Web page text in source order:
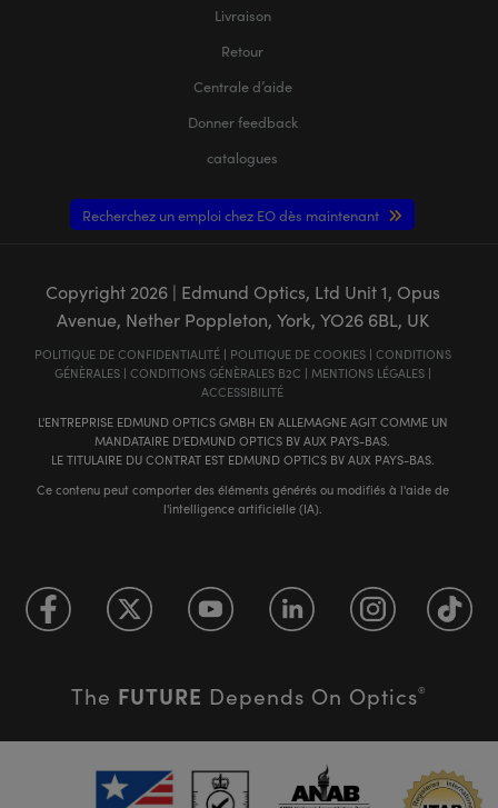
Livraison
Retour
Centrale d’aide
Donner feedback
catalogues
Recherchez un emploi chez EO dès maintenant
Copyright 2026| Edmund Optics, Ltd Unit 1, Opus
Avenue, Nether Poppleton, York, YO26 6BL, UK
POLITIQUE DE CONFIDENTIALITÉ| POLITIQUE DE COOKIES| CONDITIONS
GÉNÈRALES| CONDITIONS GÉNÈRALES B2C | MENTIONS LÉGALES|
ACCESSIBILITÉ
L'ENTREPRISE EDMUND OPTICS GMBH EN ALLEMAGNE AGIT COMME UN
MANDATAIRE D'EDMUND OPTICS BV AUX PAYS-BAS.
LE TITULAIRE DU CONTRAT EST EDMUND OPTICS BV AUX PAYS-BAS.
Ce contenu peut comporter des éléments générés ou modifiés à l'aide de
l'intelligence artificielle (IA).
The FUTURE Depends On Optics®